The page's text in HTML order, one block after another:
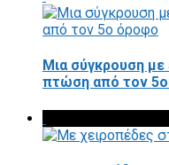
Μια σύγκρουση
πτώση από τον